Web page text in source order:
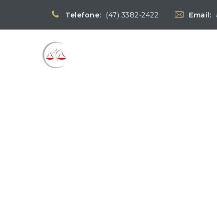
Telefone: (47) 3382-2422 Email: